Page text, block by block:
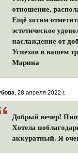
отношение,
Ещё хотим
эстетическое
наслаждение от
Успехов в вашем
Марина
, 28 апреля 2022 г.
Добрый вечер!
Хотела
аккуратный. Я